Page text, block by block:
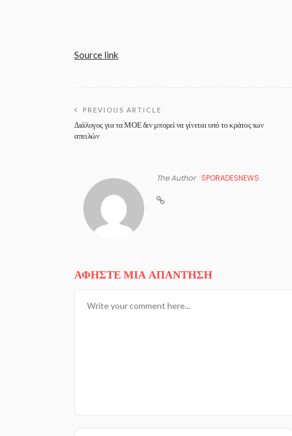
Source link
PREVIOUS ARTICLE
Διάλογος για τα ΜΟΕ δεν μπορεί να γίνεται υπό το κράτος των
απειλών
The Author SPORADESNEWS
ΑΦΉΣΤΕ ΜΙΑ ΑΠΆΝΤΗΣΗ